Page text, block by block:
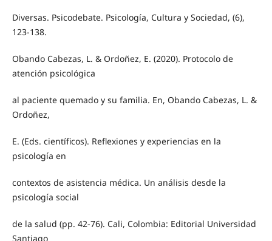
Diversas. Psicodebate. Psicología, Cultura y Sociedad, (6),
123-138.
Obando Cabezas, L. & Ordoñez, E. (2020). Protocolo de
atención psicológica
al paciente quemado y su familia. En, Obando Cabezas, L. &
Ordoñez,
E. (Eds. científicos). Reflexiones y experiencias en la
psicología en
contextos de asistencia médica. Un análisis desde la
psicología social
de la salud (pp. 42-76). Cali, Colombia: Editorial Universidad
Santiago